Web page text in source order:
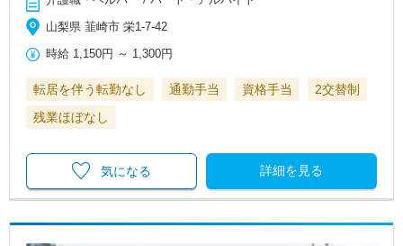
山梨県 韮崎市 栄1-7-42
時給 1,150円 ～ 1,300円
転居を伴う転勤なし 通勤手当 資格手当
2交替制
残業ほぼなし
詳細を見る
気になる